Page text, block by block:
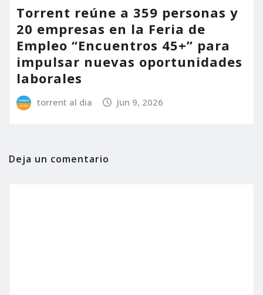
Torrent reúne a 359 personas y
20 empresas en la Feria de
Empleo “Encuentros 45+” para
impulsar nuevas oportunidades
laborales
torrent al dia Jun 9, 2026
Deja un comentario